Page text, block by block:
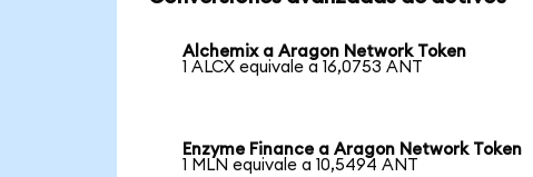
Alchemix a Aragon Network Token
1 ALCX equivale a 16,0753 ANT
Enzyme Finance a Aragon Network Token
1 MLN equivale a 10,5494 ANT